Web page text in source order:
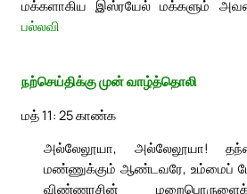
மக்களாகிய இஸ்ரயேல் மக்களும்
பல்லவி
நற்செய்திக்கு முன் வாழ்த்தொலி
மத் 11: 25 காண்க
அல்லேலூயா, அல்லேலூயா!
மண்ணுக்கும் ஆண்டவரே, உம்மைப்
விண்ணரசின்